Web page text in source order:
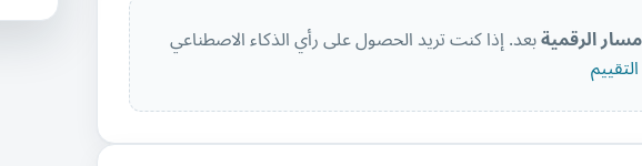
مسار الرقميةبعد. إذا كنت تريد الحصول على رأي الذكاء الاصطناعي